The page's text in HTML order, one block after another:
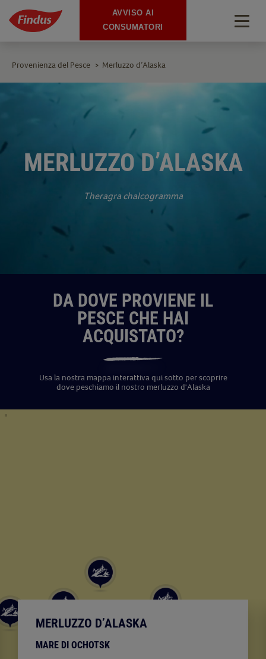
MERLUZZO D’ALASKA
Theragra chalcogramma
DA DOVE PROVIENE IL
PESCE CHE HAI
ACQUISTATO?
Usa la nostra mappa interattiva qui sotto per scoprire
dove peschiamo il nostro merluzzo d'Alaska
Provenienza del Pesce > Merluzzo d’Alaska
MERLUZZO D’ALASKA
MARE DI OCHOTSK
AVVISO AI
CONSUMATORI